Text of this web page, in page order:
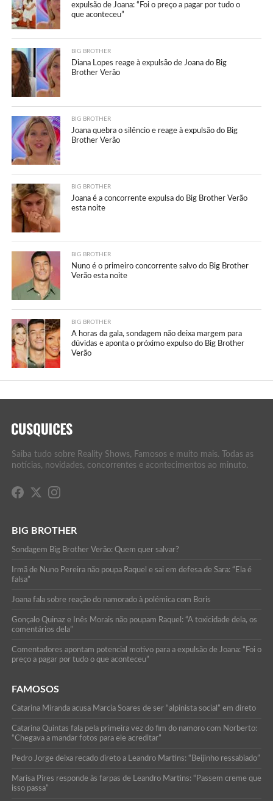
expulsão de Joana: “Foi o preço a pagar por tudo o
que aconteceu”
BIG BROTHER
Diana Lopes reage à expulsão de Joana do Big
Brother Verão
BIG BROTHER
Joana quebra o silêncio e reage à expulsão do Big
Brother Verão
BIG BROTHER
Joana é a concorrente expulsa do Big Brother Verão
esta noite
BIG BROTHER
Nuno é o primeiro concorrente salvo do Big Brother
Verão esta noite
BIG BROTHER
A horas da gala, sondagem não deixa margem para
dúvidas e aponta o próximo expulso do Big Brother
Verão
Saiba tudo sobre Reality Shows, Famosos e muito mais. Todas as
notícias, novidades, concorrentes e acontecimentos ao minuto.
BIG BROTHER
Sondagem Big Brother Verão: Quem quer salvar?
Irmã de Nuno Pereira não poupa Raquel e sai em defesa de Sara: “Ela é
falsa”
Joana fala sobre reação do namorado à polémica com Boris
Gonçalo Quinaz e Inês Morais não poupam Raquel: “A toxicidade dela, os
comentários dela”
Comentadores apontam potencial motivo para a expulsão de Joana: “Foi o
preço a pagar por tudo o que aconteceu”
FAMOSOS
Catarina Miranda acusa Marcia Soares de ser “alpinista social” em direto
Catarina Quintas fala pela primeira vez do fim do namoro com Norberto:
“Chegava a mandar fotos para ele acreditar”
Pedro Jorge deixa recado direto a Leandro Martins: “Beijinho ressabiado”
Marisa Pires responde às farpas de Leandro Martins: “Passem creme que
isso passa”